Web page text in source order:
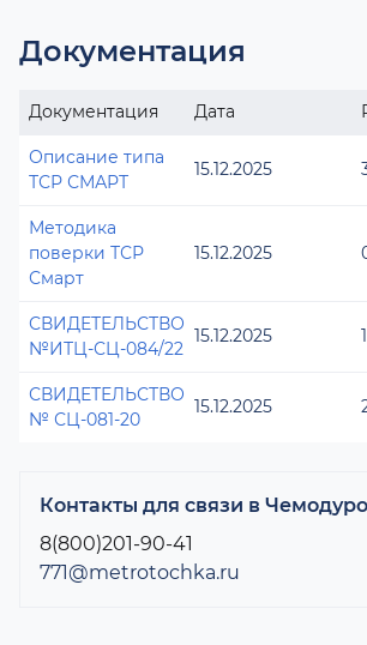
Документация
Документация Дата
Описание типа
ТСР СМАРТ
15.12.2025
Методика
поверки ТСР
Смарт
15.12.2025
СВИДЕТЕЛЬСТВО
№ИТЦ-СЦ-084/22
15.12.2025
СВИДЕТЕЛЬСТВО
№ СЦ-081-20
15.12.2025
Контакты для связи в
8(800)201-90-41
771@metrotochka.ru